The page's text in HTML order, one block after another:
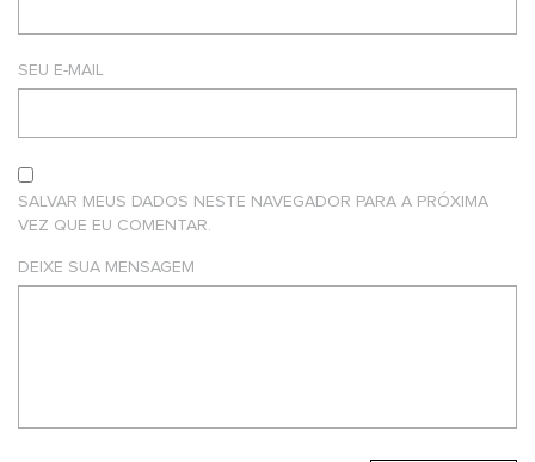
SEU E-MAIL
SALVAR MEUS DADOS NESTE NAVEGADOR PARA A PRÓXIMA
VEZ QUE EU COMENTAR.
DEIXE SUA MENSAGEM